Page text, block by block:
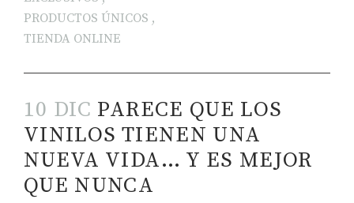
PRODUCTOS ÚNICOS ,
TIENDA ONLINE
10 DIC PARECE QUE LOS
VINILOS TIENEN UNA
NUEVA VIDA… Y ES MEJOR
QUE NUNCA